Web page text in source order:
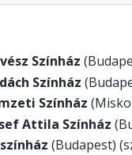
Színház
Színház
Színház
Attila Színház
(Budapest)